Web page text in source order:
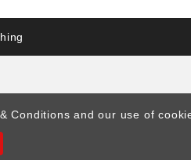
Conditions and our use of